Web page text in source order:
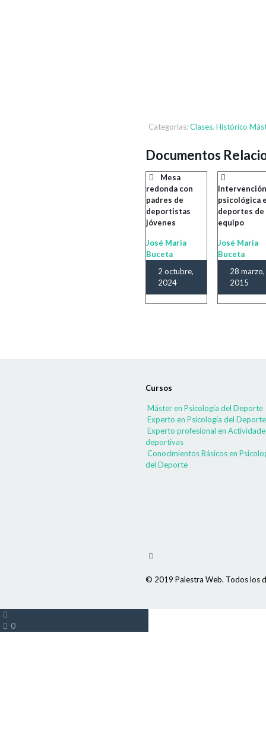
Categorías:Clases, Histórico
Documentos
Mesa
redonda con
padres de
deportistas
jóvenes
José Maria
Buceta
2 octubre,
2024
psicológica
deportes de
equipo
José Maria
Buceta
28 marzo,
2015
Cursos
Máster en Psicología del Deporte
Experto en Psicología del Deporte
Experto profesional en
deportivas
Conocimientos Básicos en
del Deporte
© 2019 Palestra Web. Todos los
0